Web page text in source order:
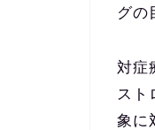
グの
対症
スト
象に